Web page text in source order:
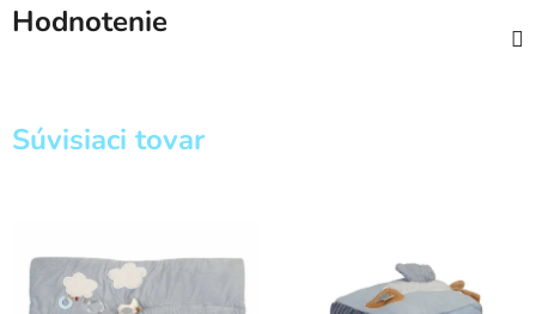
Hodnotenie
Súvisiaci tovar